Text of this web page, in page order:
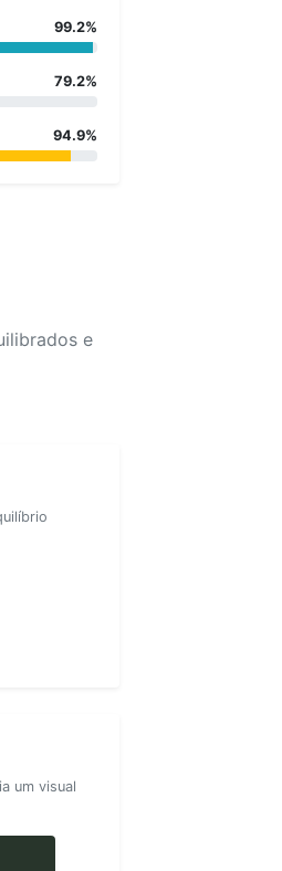
99.2%
79.2%
94.9%
e
um visual